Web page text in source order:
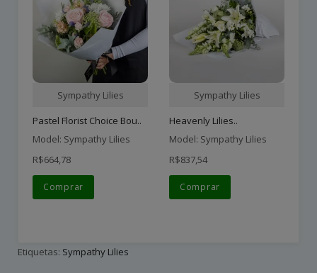
Sympathy Lilies
Pastel Florist Choice Bou..
Model: Sympathy Lilies
R$664,78
Comprar
Sympathy Lilies
Heavenly Lilies..
Model: Sympathy Lilies
R$837,54
Comprar
Etiquetas: Sympathy Lilies